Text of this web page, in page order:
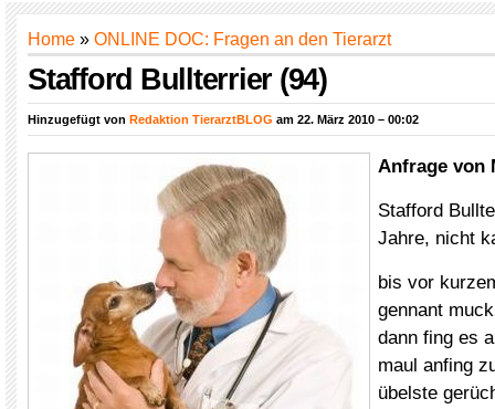
Home » ONLINE DOC: Fragen an den Tierarzt
Stafford Bullterrier (94)
Hinzugefügt von Redaktion TierarztBLOG am 22. März 2010 – 00:02
Anfrage von
Stafford
Jahre, nicht
bis vor
gennant
dann fing es
maul anfing
übelste